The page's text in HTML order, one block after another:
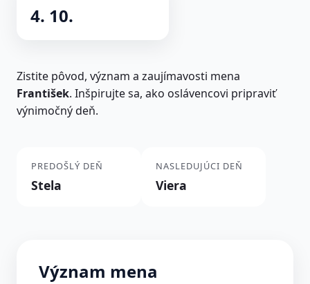
4. 10.
Zistite pôvod, význam a zaujímavosti mena
František. Inšpirujte sa, ako oslávencovi pripraviť
výnimočný deň.
PREDOŠLÝ DEŇ
Stela
NASLEDUJÚCI DEŇ
Viera
Význam mena